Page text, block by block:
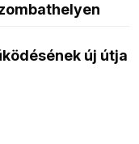
új útja